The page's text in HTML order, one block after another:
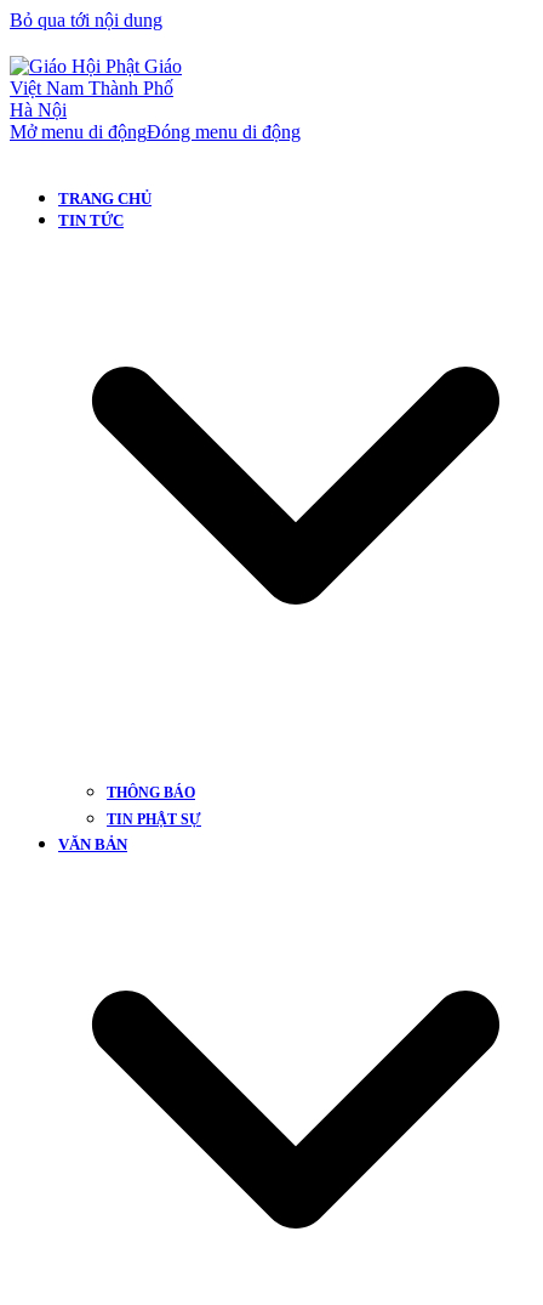
Bỏ qua tới nội dung
Mở menu di độngĐóng menu di động
TRANG CHỦ
TIN TỨC
THÔNG BÁO
TIN PHẬT SỰ
VĂN BẢN